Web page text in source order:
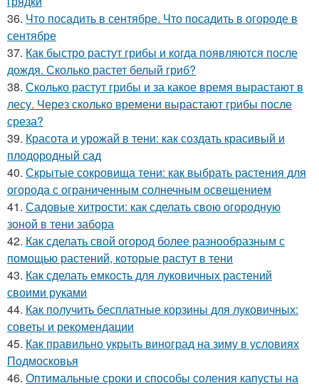
36. Что посадить в сентябре. Что посадить в огороде в
сентябре
37. Как быстро растут грибы и когда появляются после
дождя. Сколько растет белый гриб?
38. Сколько растут грибы и за какое время вырастают в
лесу. Через сколько времени вырастают грибы после
среза?
39. Красота и урожай в тени: как создать красивый и
плодородный сад
40. Скрытые сокровища тени: как выбрать растения для
огорода с ограниченным солнечным освещением
41. Садовые хитрости: как сделать свою огородную
зоной в тени забора
42. Как сделать свой огород более разнообразным с
помощью растений, которые растут в тени
43. Как сделать емкость для луковичных растений
своими руками
44. Как получить бесплатные корзины для луковичных:
советы и рекомендации
45. Как правильно укрыть виноград на зиму в условиях
Подмосковья
46. Оптимальные сроки и способы соления капусты на